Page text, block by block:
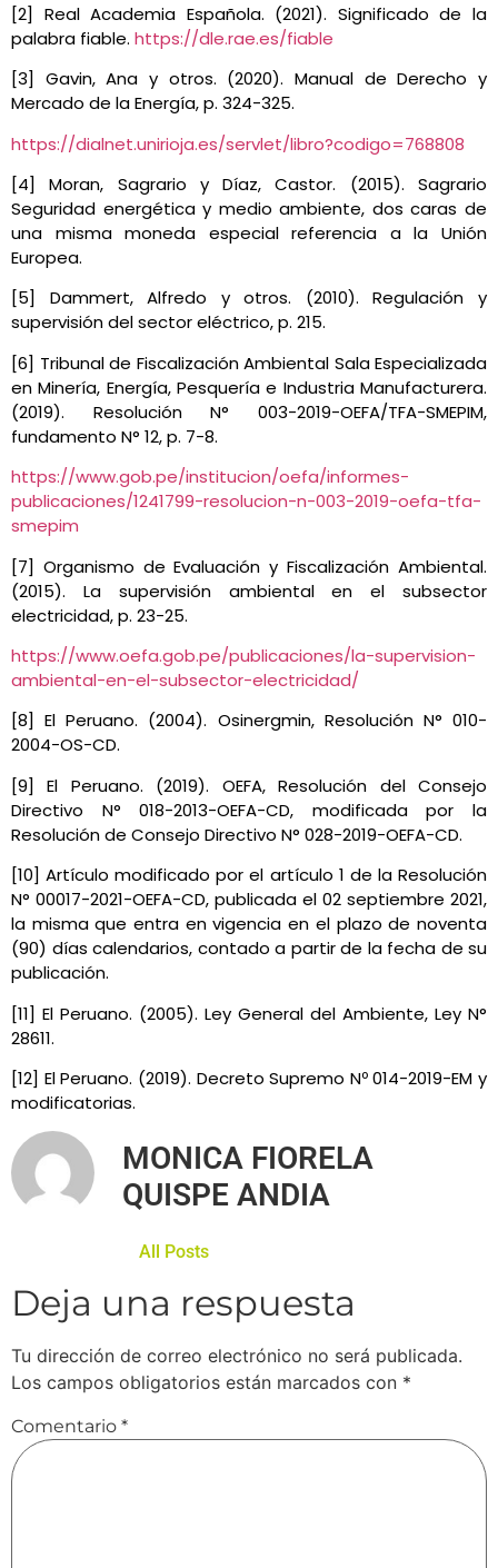
[2] Real Academia Española. (2021). Significado de la
palabra fiable. https://dle.rae.es/fiable
[3] Gavin, Ana y otros. (2020). Manual de Derecho y
Mercado de la Energía, p. 324-325.
https://dialnet.unirioja.es/servlet/libro?codigo=768808
[4] Moran, Sagrario y Díaz, Castor. (2015). Sagrario
Seguridad energética y medio ambiente, dos caras de
una misma moneda especial referencia a la Unión
Europea.
[5] Dammert, Alfredo y otros. (2010). Regulación y
supervisión del sector eléctrico, p. 215.
[6] Tribunal de Fiscalización Ambiental Sala Especializada
en Minería, Energía, Pesquería e Industria Manufacturera.
(2019). Resolución N° 003-2019-OEFA/TFA-SMEPIM,
fundamento N° 12, p. 7-8.
https://www.gob.pe/institucion/oefa/informes-
publicaciones/1241799-resolucion-n-003-2019-oefa-tfa-
smepim
[7] Organismo de Evaluación y Fiscalización Ambiental.
(2015). La supervisión ambiental en el subsector
electricidad, p. 23-25.
https://www.oefa.gob.pe/publicaciones/la-supervision-
ambiental-en-el-subsector-electricidad/
[8] El Peruano. (2004). Osinergmin, Resolución N° 010-
2004-OS-CD.
[9] El Peruano. (2019). OEFA, Resolución del Consejo
Directivo N° 018-2013-OEFA-CD, modificada por la
Resolución de Consejo Directivo N° 028-2019-OEFA-CD.
[10] Artículo modificado por el artículo 1 de la Resolución
N° 00017-2021-OEFA-CD, publicada el 02 septiembre 2021,
la misma que entra en vigencia en el plazo de noventa
(90) días calendarios, contado a partir de la fecha de su
publicación.
[11] El Peruano. (2005). Ley General del Ambiente, Ley N°
28611.
[12] El Peruano. (2019). Decreto Supremo Nº 014-2019-EM y
modificatorias.
MONICA FIORELA
QUISPE ANDIA
All Posts
Deja una respuesta
Tu dirección de correo electrónico no será publicada.
Los campos obligatorios están marcados con *
Comentario *